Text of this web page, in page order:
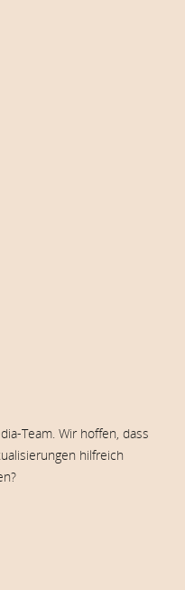
Team. Wir hoffen, dass
hilfreich